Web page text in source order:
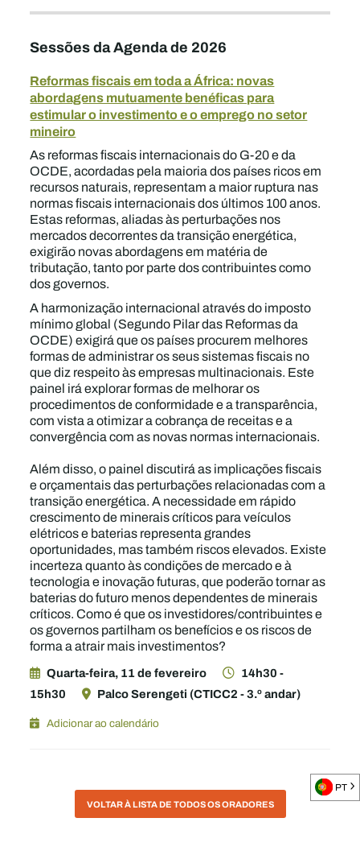
Sessões da Agenda de 2026
Reformas fiscais em toda a África: novas
abordagens mutuamente benéficas para
estimular o investimento e o emprego no setor
mineiro
As reformas fiscais internacionais do G-20 e da
OCDE, acordadas pela maioria dos países ricos em
recursos naturais, representam a maior ruptura nas
normas fiscais internacionais dos últimos 100 anos.
Estas reformas, aliadas às perturbações nos
mercados decorrentes da transição energética,
exigirão novas abordagens em matéria de
tributação, tanto por parte dos contribuintes como
dos governos.
A harmonização internacional através do imposto
mínimo global (Segundo Pilar das Reformas da
OCDE) exigirá que os países procurem melhores
formas de administrar os seus sistemas fiscais no
que diz respeito às empresas multinacionais. Este
painel irá explorar formas de melhorar os
procedimentos de conformidade e a transparência,
com vista a otimizar a cobrança de receitas e a
convergência com as novas normas internacionais.
Além disso, o painel discutirá as implicações fiscais
e orçamentais das perturbações relacionadas com a
transição energética. A necessidade em rápido
crescimento de minerais críticos para veículos
elétricos e baterias representa grandes
oportunidades, mas também riscos elevados. Existe
incerteza quanto às condições de mercado e à
tecnologia e inovação futuras, que poderão tornar as
baterias do futuro menos dependentes de minerais
críticos. Como é que os investidores/contribuintes e
os governos partilham os benefícios e os riscos de
forma a atrair mais investimentos?
Quarta-feira, 11 de fevereiro
14h30 -
15h30
Palco Serengeti (CTICC2 - 3.º andar)
Adicionar ao calendário
VOLTAR À LISTA DE TODOS OS ORADORES
PT